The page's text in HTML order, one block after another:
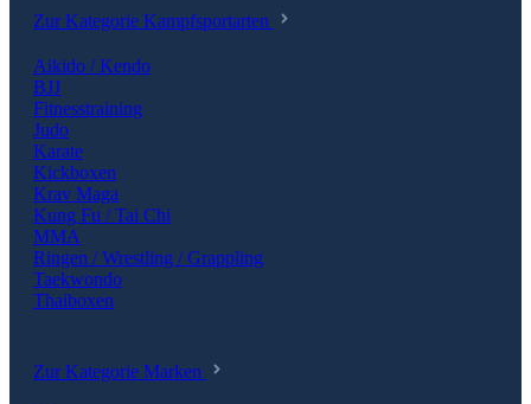
Zur Kategorie Kampfsportarten
Aikido / Kendo
BJJ
Fitnesstraining
Judo
Karate
Kickboxen
Krav Maga
Kung Fu / Tai Chi
MMA
Ringen / Wrestling / Grappling
Taekwondo
Thaiboxen
Zur Kategorie Marken